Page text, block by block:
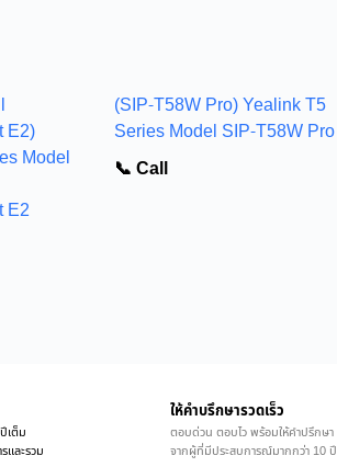
E2)
Model
E2
(SIP-T58W Pro) Yealink T5
Series Model SIP-T58W Pro
📞 Call
เต็ม
และรวม
ให้คำบรึกษารวดเร็ว
ตอบด่วน ตอบไว พร้อมให้คำปรึกษา
จากผู้ที่มีประสบการณ์มากกว่า 10 ปี